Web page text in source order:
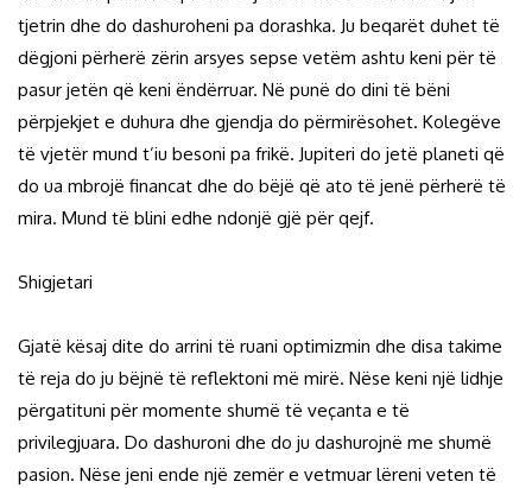
tjetrin dhe do dashuroheni pa dorashka. Ju beqarët duhet të
dëgjoni përherë zërin arsyes sepse vetëm ashtu keni për të
pasur jetën që keni ëndërruar. Në punë do dini të bëni
përpjekjet e duhura dhe gjendja do përmirësohet. Kolegëve
të vjetër mund t’iu besoni pa frikë. Jupiteri do jetë planeti që
do ua mbrojë financat dhe do bëjë që ato të jenë përherë të
mira. Mund të blini edhe ndonjë gjë për qejf.
Shigjetari
Gjatë kësaj dite do arrini të ruani optimizmin dhe disa takime
të reja do ju bëjnë të reflektoni më mirë. Nëse keni një lidhje
përgatituni për momente shumë të veçanta e të
privilegjuara. Do dashuroni dhe do ju dashurojnë me shumë
pasion. Nëse jeni ende një zemër e vetmuar lëreni veten të